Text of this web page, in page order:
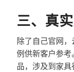
三、真
除了自己官网
例供新客户参
品，涉及到家